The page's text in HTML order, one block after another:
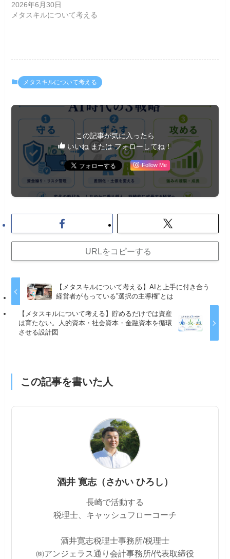
2026年6月30日
メタスキルについて考える
メタスキルについて考える
この記事が気に入ったら
いいね または フォローしてね！
Follow Me
URLをコピーする
【メタスキルについて考える】AIと上手に付き合う
経営者がもっている”選択の主導権”とは
【メタスキルについて考える】貯めるだけでは資産
は育たない。人的資本・社会資本・金融資本を循環
させる設計図
この記事を書いた人
酒井 寛志（さかい ひろし）
長崎で活動する
税理士、キャッシュフローコーチ
酒井寛志税理士事務所/税理士
㈱アンジェラス通り会計事務所/代表取締役